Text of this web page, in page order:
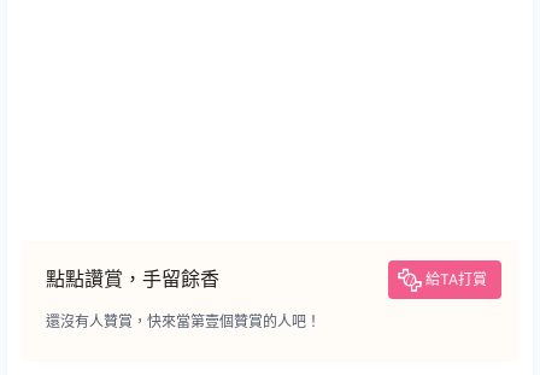
點點讚賞，手留餘香 給TA打賞
還沒有人贊賞，快來當第壹個贊賞的人吧！